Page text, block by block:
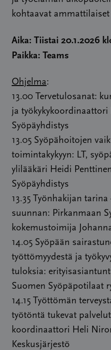
kohtaavat ammattilaiset
Aika: Tiistai 20.1.2026
Paikka: Teams
Ohjelma:
13.00 Tervetulosanat:
ja työkykykoordinaattori
Syöpäyhdistys
13.05 Syöpähoitojen
toimintakykyyn: LT,
ylilääkäri Heidi
Syöpäyhdistys
13.35 Työnhakijan
suunnan: Pirkanmaan
kokemustoimija
14.05 Syöpään
työttömyydestä ja
tuloksia:
Suomen Syöpäpotilaat
14.15 Työttömän
työtöntä tukevat
koordinaattori Heli
Keskusjärjestö